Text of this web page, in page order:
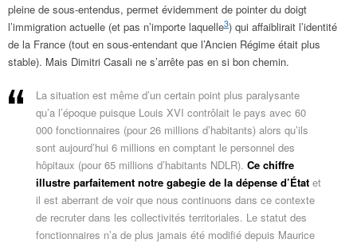
pleine de sous-entendus, permet évidemment de pointer du doigt
l’immigration actuelle (et pas n’importe laquelle3) qui affaiblirait l’identité
de la France (tout en sous-entendant que l’Ancien Régime était plus
stable). Mais Dimitri Casali ne s’arrête pas en si bon chemin.
La situation est même d’un certain point plus paralysante
qu’a l’époque puisque Louis XVI contrôlait le pays avec 60
000 fonctionnaires (pour 26 millions d’habitants) alors qu’ils
sont aujourd’hui 6 millions en comptant le personnel des
hôpitaux (pour 65 millions d’habitants NDLR). Ce chiffre
illustre parfaitement notre gabegie de la dépense d’État et
il est aberrant de voir que nous continuons dans ce contexte
de recruter dans les collectivités territoriales. Le statut des
fonctionnaires n’a de plus jamais été modifié depuis Maurice